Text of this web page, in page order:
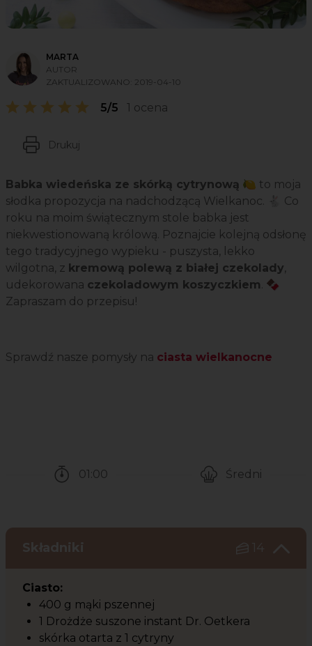
MARTA
AUTOR
ZAKTUALIZOWANO: 2019-04-10
5/5 1 ocena
Drukuj
Babka wiedeńska ze skórką cytrynową 🍋 to moja
słodka propozycja na nadchodzącą Wielkanoc. 🐇 Co
roku na moim świątecznym stole babka jest
niekwestionowaną królową. Poznajcie kolejną odsłonę
tego tradycyjnego wypieku - puszysta, lekko
wilgotna, z kremową polewą z białej czekolady,
udekorowana czekoladowym koszyczkiem. 🍫
Zapraszam do przepisu!
Sprawdź nasze pomysły na ciasta wielkanocne
01:00
Średni
Składniki 14
Ciasto:
400 g mąki pszennej
1 Drożdże suszone instant Dr. Oetkera
skórka otarta z 1 cytryny